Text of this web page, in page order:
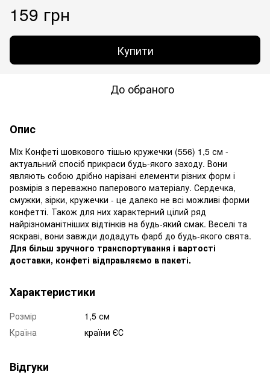
159 грн
Купити
До обраного
Опис
Mix Конфеті шовкового тішью кружечки (556) 1,5 см -
актуальний спосіб прикраси будь-якого заходу. Вони
являють собою дрібно нарізані елементи різних форм і
розмірів з переважно паперового матеріалу. Сердечка,
смужки, зірки, кружечки - це далеко не всі можливі форми
конфетті. Також для них характерний цілий ряд
найрізноманітніших відтінків на будь-який смак. Веселі та
яскраві, вони завжди додадуть фарб до будь-якого свята.
Для більш зручного транспортування і вартості
доставки, конфеті відправляємо в пакеті.
Характеристики
Розмір
1,5 см
Країна
країни ЄС
Відгуки